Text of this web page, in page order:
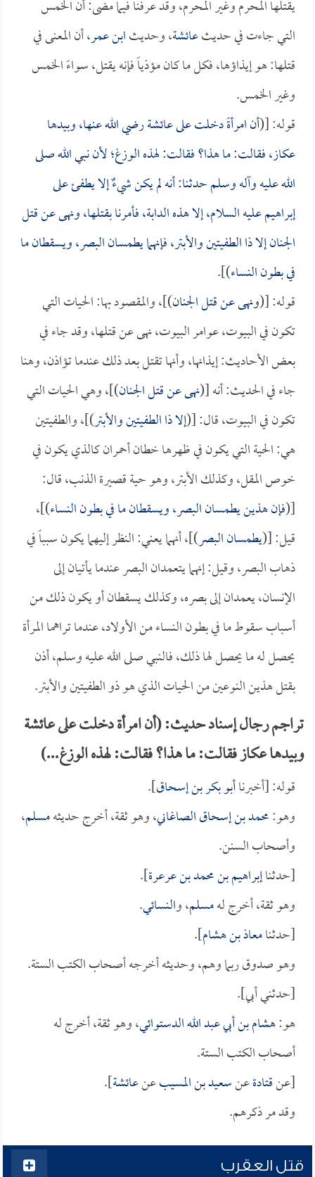
يقتلها المحرم وغير المحرم، وقد عرفنا فيما مضى: أن الخمس
التي جاءت في حديثعائشة، وحديثابن عمر، أن المعنى في
قتلها: هو إيذاؤها، فكل ما كان مؤذياً فإنه يقتل، سواءً الخمس
وغير الخمس.
قوله: [(أن امرأةً دخلت علىعائشةرضي الله عنها، وبيدها
عكاز، فقالت: ما هذا؟ فقالت: لهذه الوزغ؛ لأن نبي الله صلى
الله عليه وآله وسلم حدثنا: أنه لم يكن شيءٌ إلا يطفئ على
إبراهيم عليه السلام، إلا هذه الدابة، فأمرنا بقتلها، ونهى عن قتل
الجنان إلا ذا الطفيتين والأبتر، فإنهما يطمسان البصر، ويسقطان ما
في بطون النساء)].
قوله: [(ونهى عن قتل الجنان)]، والمقصود بها: الحيات التي
تكون في البيوت، عوامر البيوت، نهى عن قتلها، وقد جاء في
بعض الأحاديث: إيذانها، وأنها تقتل بعد ذلك عندما تؤاذن، وهنا
جاء في الحديث: أنه [(نهى عن قتل الجنان)]، وهي الحيات التي
تكون في البيوت، قال: [(إلا ذا الطفيتين والأبتر)]، والطفيتين
هي: الحية التي يكون في ظهرها خطان أحمران كالذي يكون في
خوص المقل، وكذلك الأبتر، وهو حية قصيرة الذنب، قال:
[(فإن هذين يطمسان البصر، ويسقطان ما في بطون النساء)]،
قيل: [(يطمسان البصر)]، أنهما يعني: النظر إليهما يكون سبباً في
ذهاب البصر، وقيل: إنهما يتعمدان البصر عندما يأتيان إلى
الإنسان، يعمدان إلى بصره، وكذلك يسقطان أو يكون ذلك من
أسباب سقوط ما في بطون النساء من الأولاد، عندما تراهما المرأة
يحصل له ما يحصل لها ذلك، فالنبي صلى الله عليه وسلم، أذن
بقتل هذين النوعين من الحيات الذي هو ذو الطفيتين والأبتر.
تراجم رجال إسناد حديث: (أن امرأة دخلت على عائشة
وبيدها عكاز فقالت: ما هذا؟ فقالت: لهذه الوزغ...)
قوله: [أخبرناأبو بكر بن إسحاق].
وهو:محمد بن إسحاق الصاغاني، وهو ثقة، أخرج حديثهمسلم،
وأصحاب السنن.
[حدثناإبراهيم بن محمد بن عرعرة].
وهو ثقة، أخرج لهمسلم، والنسائي.
[حدثنامعاذ بن هشام].
وهو صدوق ربما وهم، وحديثه أخرجه أصحاب الكتب الستة.
[حدثني أبي].
هو:هشام بن أبي عبد الله الدستوائي، وهو ثقة، أخرج له
أصحاب الكتب الستة.
[عنقتادةعنسعيد بن المسيبعنعائشة].
وقد مر ذكرهم.
قتل العقرب